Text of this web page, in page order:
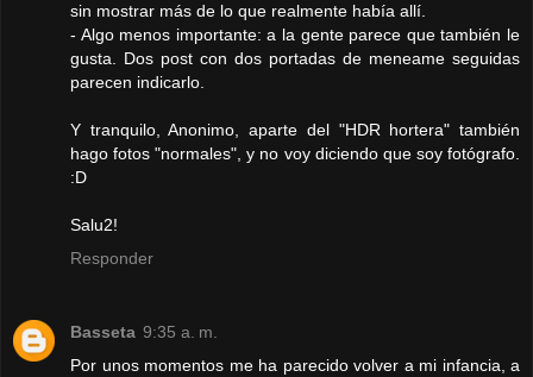
sin mostrar más de lo que realmente había allí.
- Algo menos importante: a la gente parece que también le
gusta. Dos post con dos portadas de meneame seguidas
parecen indicarlo.
Y tranquilo, Anonimo, aparte del "HDR hortera" también
hago fotos "normales", y no voy diciendo que soy fotógrafo.
:D
Salu2!
Responder
Basseta 9:35 a. m.
Por unos momentos me ha parecido volver a mi infancia, a